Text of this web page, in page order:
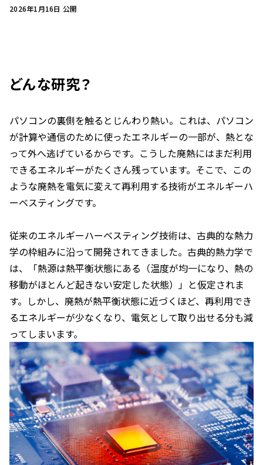
2026年1月16日 公開
どんな研究？
パソコンの裏側を触るとじんわり熱い。これは、パソコン
が計算や通信のために使ったエネルギーの一部が、熱とな
って外へ逃げているからです。こうした廃熱にはまだ利用
できるエネルギーがたくさん残っています。そこで、この
ような廃熱を電気に変えて再利用する技術がエネルギーハ
ーベスティングです。
従来のエネルギーハーベスティング技術は、古典的な熱力
学の枠組みに沿って開発されてきました。古典的熱力学で
は、「熱源は熱平衡状態にある（温度が均一になり、熱の
移動がほとんど起きない安定した状態）」と仮定されま
す。しかし、廃熱が熱平衡状態に近づくほど、再利用でき
るエネルギーが少なくなり、電気として取り出せる分も減
ってしまいます。